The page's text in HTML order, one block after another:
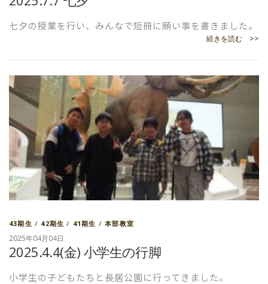
七夕の授業を行い、みんなで短冊に願い事を書きました。
続きを読む >>
43期生 / 42期生 / 41期生 /本部教室
2025年04月04日
2025.4.4(金) 小学生の行脚
小学生の子どもたちと長居公園に行ってきました。